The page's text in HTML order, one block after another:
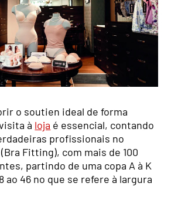
o soutien ideal de forma
à loja é essencial, contando
profissionais no
Fitting), com mais de 100
partindo de uma copa A à K
ao 46 no que se refere à largura